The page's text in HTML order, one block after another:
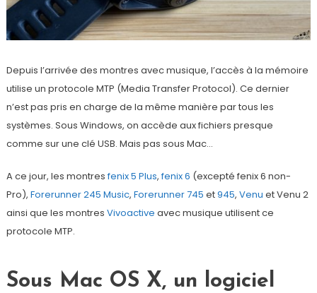
Depuis l’arrivée des montres avec musique, l’accès à la mémoire
utilise un protocole MTP (Media Transfer Protocol). Ce dernier
n’est pas pris en charge de la même manière par tous les
systèmes. Sous Windows, on accède aux fichiers presque
comme sur une clé USB. Mais pas sous Mac…
A ce jour, les montresfenix 5 Plus,fenix 6 (excepté fenix 6 non-
Pro), Forerunner 245 Music, Forerunner 745 et945, Venu et Venu 2
ainsi que les montres Vivoactive avec musique utilisent ce
protocole MTP.
Sous Mac OS X, un logiciel